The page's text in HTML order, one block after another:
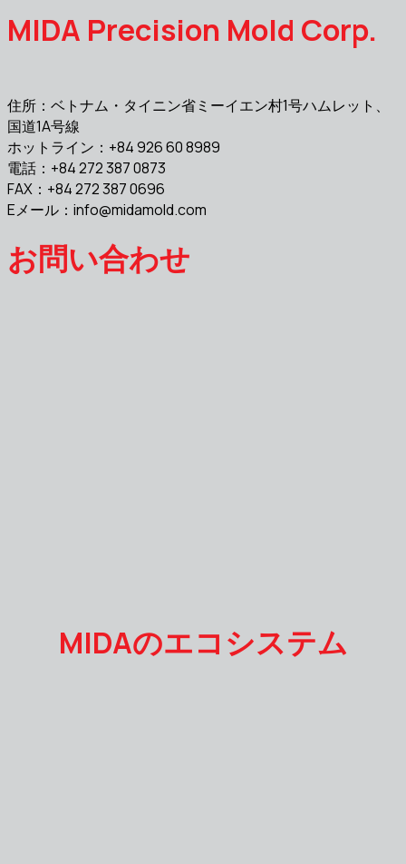
MIDA Precision Mold Corp.
住所：ベトナム・タイニン省ミーイエン村1号ハムレット、
国道1A号線
ホットライン：+84 926 60 8989
電話：+84 272 387 0873
FAX：+84 272 387 0696
Eメール： info@midamold.com
お問い合わせ
MIDAのエコシステム